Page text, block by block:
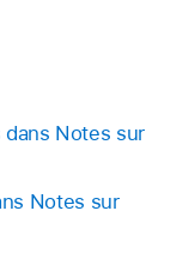
Notes sur
Notes sur